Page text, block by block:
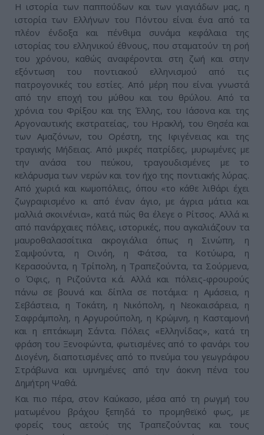
Η ιστορία των παππούδων και των γιαγιάδων μας, η
ιστορία των Ελλήνων του Πόντου είναι ένα από τα
πλέον ένδοξα και πένθιμα συνάμα κεφάλαια της
ιστορίας του ελληνικού έθνους, που σταματούν τη ροή
του χρόνου, καθώς αναφέρονται στη ζωή και στην
εξόντωση του ποντιακού ελληνισμού από τις
πατρογονικές του εστίες. Από μέρη που είναι γνωστά
από την εποχή του μύθου και του θρύλου. Από τα
χρόνια του Φρίξου και της Έλλης, του Ιάσονα και της
Αργοναυτικής εκστρατείας, του Ηρακλή, του Θησέα και
των Αμαζόνων, του Ορέστη, της Ιφιγένειας και της
τραγικής Μήδειας. Από μικρές πατρίδες, μυρωμένες με
την ανάσα του πεύκου, τραγουδισμένες με το
κελάρυσμα των νερών και τον ήχο της ποντιακής λύρας.
Από χωριά και κωμοπόλεις, όπου «το κάθε λιθάρι έχει
ζωγραφισμένο κι από έναν άγιο, με άγρια μάτια και
μαλλιά σκοινένια», κατά πώς θα έλεγε ο Ρίτσος. Αλλά κι
από πανάρχαιες πόλεις, ιστορικές, που αγκαλιάζουν τα
μαυροθαλασσίτικα ακρογιάλια όπως η Σινώπη, η
Σαμψούντα, η Οινόη, η Φάτσα, τα Κοτύωρα, η
Κερασούντα, η Τρίπολη, η Τραπεζούντα, τα Σούρμενα,
ο Όφις, η Ριζούντα κ.ά. Αλλά και πόλεις-φρουρούς
πάνω σε βουνά και δίπλα σε ποτάμια: η Αμάσεια, η
Σεβάστεια, η Τοκάτη, η Νικόπολη, η Νεοκαισάρεια, η
Σαφράμπολη, η Αργυρούπολη, η Κρώμνη, η Κασταμονή
και η επτάκωμη Σάντα. Πόλεις «Ελληνίδας», κατά τη
φράση του Ξενοφώντα, φωτισμένες από το φανάρι του
Διογένη, διαποτισμένες από το πνεύμα του γεωγράφου
Στράβωνα και υμνημένες από την άοκνη πένα του
Δημήτρη Ψαθά.
Και πιο πέρα, στον Καύκασο, μέσα από τη ρωγμή του
ματωμένου βράχου ξεπηδά το προμηθεϊκό φως, με
φορείς τους αετούς της Τραπεζούντας και τους